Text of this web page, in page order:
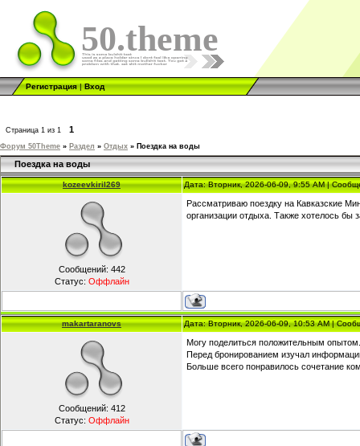
50.theme
Регистрация|Вход
Страница 1 из 1 1
Форум 50Theme » Раздел » Отдых » Поездка на воды
Поездка на воды
kozeevkiril269 Дата: Вторник, 2026-06-09, 9:55 AM |
Сообщений: 442
Статус: Оффлайн
Рассматриваю поездку на Кавказские
организации отдыха. Также хотелось бы
makartaranovs Дата: Вторник, 2026-06-09, 10:53 AM |
Сообщений: 412
Статус: Оффлайн
Могу поделиться положительным
Перед бронированием изучал
Больше всего понравилось сочетание